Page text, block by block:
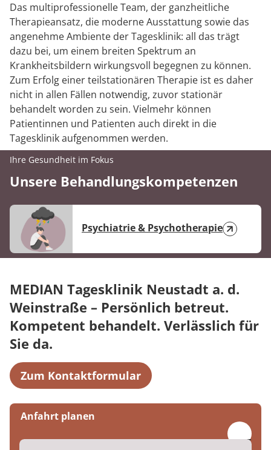
Das multiprofessionelle Team, der ganzheitliche
Therapieansatz, die moderne Ausstattung sowie das
angenehme Ambiente der Tagesklinik: all das trägt
dazu bei, um einem breiten Spektrum an
Krankheitsbildern wirkungsvoll begegnen zu können.
Zum Erfolg einer teilstationären Therapie ist es daher
nicht in allen Fällen notwendig, zuvor stationär
behandelt worden zu sein. Vielmehr können
Patientinnen und Patienten auch direkt in die
Tagesklinik aufgenommen werden.
Ihre Gesundheit im Fokus
Unsere Behandlungskompetenzen
Psychiatrie & Psychotherapie
MEDIAN Tagesklinik Neustadt a. d.
Weinstraße – Persönlich betreut.
Kompetent behandelt. Verlässlich für
Sie da.
Zum Kontaktformular
Anfahrt planen